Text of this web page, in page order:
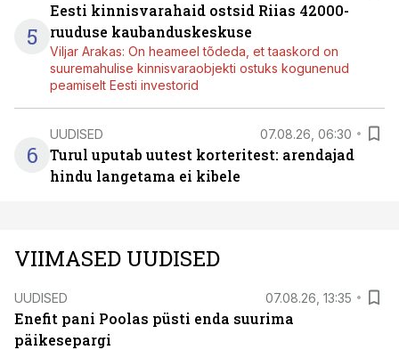
5
Eesti kinnisvarahaid ostsid Riias 42000-
ruuduse kaubanduskeskuse
Viljar Arakas: On heameel tõdeda, et taaskord on
suuremahulise kinnisvaraobjekti ostuks kogunenud
peamiselt Eesti investorid
6
UUDISED 07.08.26, 06:30
Turul uputab uutest korteritest: arendajad
hindu langetama ei kibele
VIIMASED UUDISED
UUDISED 07.08.26, 13:35
Enefit pani Poolas püsti enda suurima
päikesepargi